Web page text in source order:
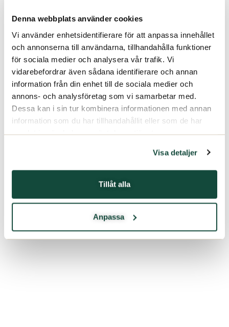
Denna webbplats använder cookies
Vi använder enhetsidentifierare för att anpassa innehållet
och annonserna till användarna, tillhandahålla funktioner
för sociala medier och analysera vår trafik. Vi
vidarebefordrar även sådana identifierare och annan
information från din enhet till de sociala medier och
annons- och analysföretag som vi samarbetar med.
Dessa kan i sin tur kombinera informationen med annan
information som du har tillhandahållit eller som de har
samlat in när du har använt deras tjänster.
Visa detaljer
Tillåt alla
Anpassa